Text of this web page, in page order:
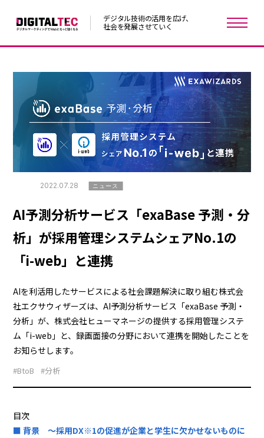
デジタル技術の活用を広げ、
社会を発展させていく
2022.07.28 ニュース
AI予測分析サービス「exaBase 予測・分
析」が採用管理システムシェアNo.1の
「i-web」と連携
AIを利活用したサービスによる社会課題解決に取り組む株式会
社エクサウィザーズは、AI予測分析サービス「exaBase 予測・
分析」が、株式会社ヒューマネージの提供する採用管理システ
ム「i-web」と、録画面接の分野において連携を開始したことを
お知らせします。
#BtoB #分析
目次
■ 背景 ～採用DX※1の促進が企業と学生に欠かせないものに